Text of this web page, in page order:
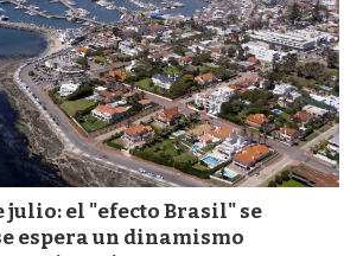
julio: el "efecto Brasil" se
espera un dinamismo